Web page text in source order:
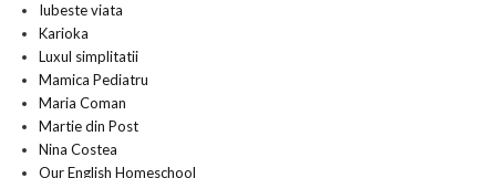
Iubeste viata
Karioka
Luxul simplitatii
Mamica Pediatru
Maria Coman
Martie din Post
Nina Costea
Our English Homeschool